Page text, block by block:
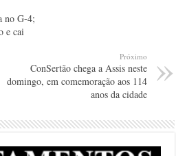
no G-4;
e cai
Próximo
ConSertão chega a Assis neste
domingo, em comemoração aos 114
anos da cidade